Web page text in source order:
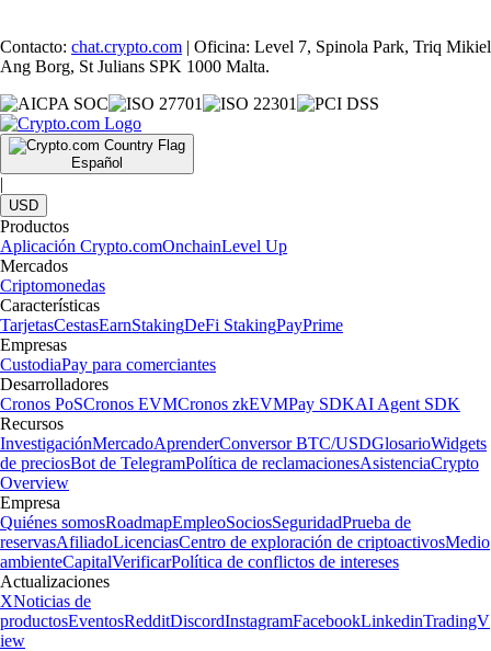
Contacto: chat.crypto.com | Oficina: Level 7, Spinola Park, Triq Mikiel
Ang Borg, St Julians SPK 1000 Malta.
Español
|
USD
Productos
Aplicación Crypto.comOnchainLevel Up
Mercados
Criptomonedas
Características
TarjetasCestasEarnStakingDeFi StakingPayPrime
Empresas
CustodiaPay para comerciantes
Desarrolladores
Cronos PoSCronos EVMCronos zkEVMPay SDKAI Agent SDK
Recursos
InvestigaciónMercadoAprenderConversor BTC/USDGlosarioWidgets
de preciosBot de TelegramPolítica de reclamacionesAsistenciaCrypto
Overview
Empresa
Quiénes somosRoadmapEmpleoSociosSeguridadPrueba de
reservasAfiliadoLicenciasCentro de exploración de criptoactivosMedio
ambienteCapitalVerificarPolítica de conflictos de intereses
Actualizaciones
XNoticias de
productosEventosRedditDiscordInstagramFacebookLinkedinTradingV
iew